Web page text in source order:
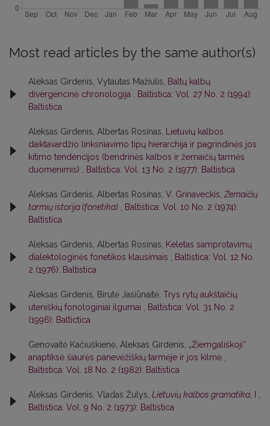
Most read articles by the same author(s)
Aleksas Girdenis, Vytautas Mažiulis, Baltų kalbų
divergencinė chronologija
Baltistica: Vol. 27 No. 2 (1994):
Baltistica
Aleksas Girdenis, Albertas Rosinas, Lietuvių kalbos
daiktavardžio linksniavimo tipų hierarchija ir pagrindinės jos
kitimo tendencijos (bendrinės kalbos ir žemaičių tarmės
duomenimis)
Baltistica: Vol. 13 No. 2 (1977): Baltistica
Aleksas Girdenis, Albertas Rosinas, V. Grinaveckis, Žemaičių
tarmių istorija (fonetika)
Baltistica: Vol. 10 No. 2 (1974):
Baltistica
Aleksas Girdenis, Albertas Rosinas, Keletas samprotavimų
dialektologinės fonetikos klausimais
Baltistica: Vol. 12 No.
2 (1976): Baltistica
Aleksas Girdenis, Birutė Jasiūnaitė, Trys rytų aukštaičių
uteniškių fonologiniai ilgumai
Baltistica: Vol. 31 No. 2
(1996): Baltictica
Genovaitė Kačiuškienė, Aleksas Girdenis, „Žiemgališkoji“
anaptiksė šiaurės panevėžiškių tarmėje ir jos kilmė
Baltistica: Vol. 18 No. 2 (1982): Baltistica
Aleksas Girdenis, Vladas Žulys, Lietuvių kalbos gramatika , I
Baltistica: Vol. 9 No. 2 (1973): Baltistica